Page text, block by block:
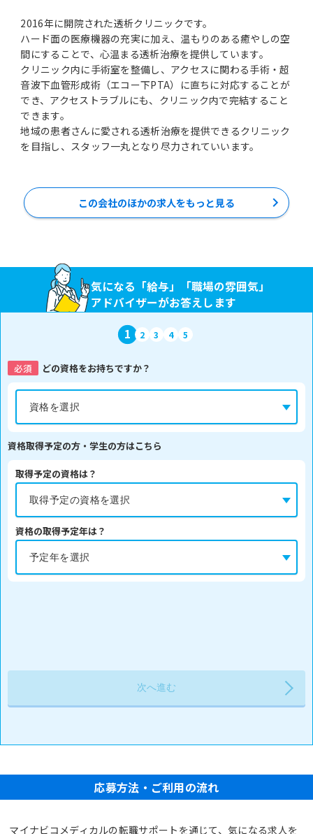
2016年に開院された透析クリニックです。
ハード面の医療機器の充実に加え、温もりのある癒やしの空
間にすることで、心温まる透析治療を提供しています。
クリニック内に手術室を整備し、アクセスに関わる手術・超
音波下血管形成術（エコー下PTA）に直ちに対応することが
でき、アクセストラブルにも、クリニック内で完結すること
できます。
地域の患者さんに愛される透析治療を提供できるクリニック
を目指し、スタッフ一丸となり尽力されていいます。
この会社のほかの求人をもっと見る
気になる「給与」「職場の雰囲気」
アドバイザーがお答えします
1 2 3 4 5
必須 どの資格をお持ちですか？
資格取得予定の方・学生の方はこちら
取得予定の資格は？
資格の取得予定年は？
応募方法・ご利用の流れ
マイナビコメディカルの転職サポートを通じて、気になる求人を